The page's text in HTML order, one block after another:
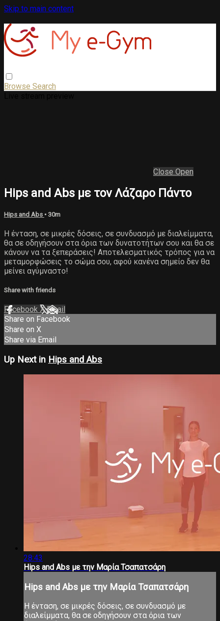
Skip to main content
Browse Search
Close Open
Hips and Abs με τον Λάζαρο Πάντο
Hips and Abs • 30m
Η ένταση, σε μικρές δόσεις, σε συνδυασμό με διαλείμματα,
θα σε οδηγήσουν στα όρια των δυνατοτήτων σου και θα σε
κάνουν να τα ξεπεράσεις! Αποτελεσματικός τρόπος για να
μεταμορφώσεις το σώμα σου, αφού κανένα σημείο δεν θα
μείνει αγύμναστο!
Share with friends
Facebook XEmail
Share on Facebook
Share on X
Share via Email
Up Next in Hips and Abs
28:43
Hips and Abs με την Μαρία Τσαπατσάρη
Hips and Abs με την Μαρία Τσαπατσάρη
Η ένταση, σε μικρές δόσεις, σε συνδυασμό με
διαλείμματα, θα σε οδηγήσουν στα όρια των